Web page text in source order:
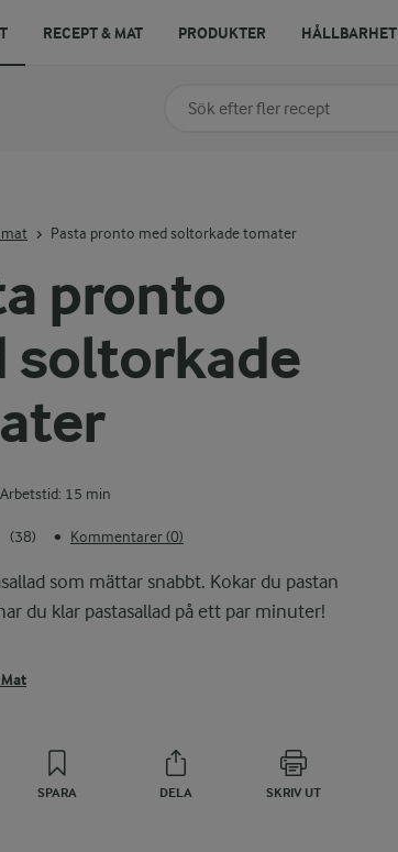
pronto
soltorkade
Arbetstid: 15 min
(38) • Kommentarer (0)
som mättar snabbt. Kokar du pastan
du klar pastasallad på ett par minuter!
SPARA DELA SKRIV UT
Pasta pronto med soltorkade tomater
Sök på kategori eller ingrediens
RECEPT & MAT PRODUKTER HÅLLBARHET